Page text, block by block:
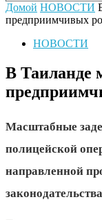
Домой НОВОСТИ
предприимчивых
НОВОСТИ
В Таиланде
Масштабные
полицейской
направленной